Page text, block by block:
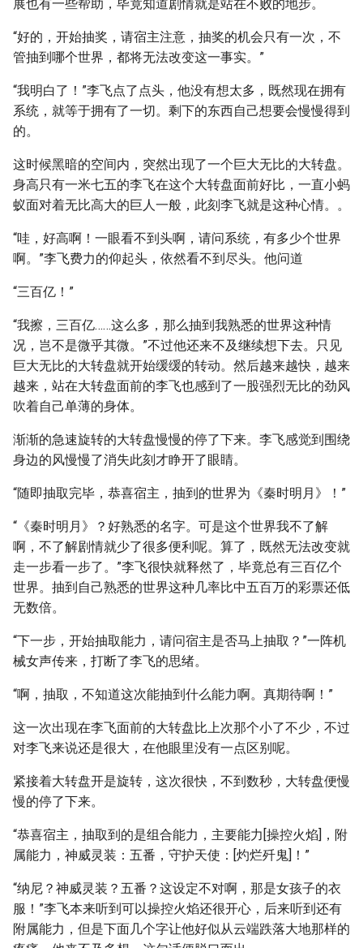
展也有一些帮助，毕竟知道剧情就是站在不败的地步。
“好的，开始抽奖，请宿主注意，抽奖的机会只有一次，不
管抽到哪个世界，都将无法改变这一事实。”
“我明白了！”李飞点了点头，他没有想太多，既然现在拥有
系统，就等于拥有了一切。剩下的东西自己想要会慢慢得到
的。
这时候黑暗的空间内，突然出现了一个巨大无比的大转盘。
身高只有一米七五的李飞在这个大转盘面前好比，一直小蚂
蚁面对着无比高大的巨人一般，此刻李飞就是这种心情。。
“哇，好高啊！一眼看不到头啊，请问系统，有多少个世界
啊。”李飞费力的仰起头，依然看不到尽头。他问道
“三百亿！”
“我擦，三百亿……这么多，那么抽到我熟悉的世界这种情
况，岂不是微乎其微。”不过他还来不及继续想下去。只见
巨大无比的大转盘就开始缓缓的转动。然后越来越快，越来
越来，站在大转盘面前的李飞也感到了一股强烈无比的劲风
吹着自己单薄的身体。
渐渐的急速旋转的大转盘慢慢的停了下来。李飞感觉到围绕
身边的风慢慢了消失此刻才睁开了眼睛。
“随即抽取完毕，恭喜宿主，抽到的世界为《秦时明月》！”
“《秦时明月》？好熟悉的名字。可是这个世界我不了解
啊，不了解剧情就少了很多便利呢。算了，既然无法改变就
走一步看一步了。”李飞很快就释然了，毕竟总有三百亿个
世界。抽到自己熟悉的世界这种几率比中五百万的彩票还低
无数倍。
“下一步，开始抽取能力，请问宿主是否马上抽取？”一阵机
械女声传来，打断了李飞的思绪。
“啊，抽取，不知道这次能抽到什么能力啊。真期待啊！”
这一次出现在李飞面前的大转盘比上次那个小了不少，不过
对李飞来说还是很大，在他眼里没有一点区别呢。
紧接着大转盘开是旋转，这次很快，不到数秒，大转盘便慢
慢的停了下来。
“恭喜宿主，抽取到的是组合能力，主要能力[操控火焰]，附
属能力，神威灵装：五番，守护天使：[灼烂歼鬼]！”
“纳尼？神威灵装？五番？这设定不对啊，那是女孩子的衣
服！”李飞本来听到可以操控火焰还很开心，后来听到还有
附属能力，但是下面几个字让他好似从云端跌落大地那样的